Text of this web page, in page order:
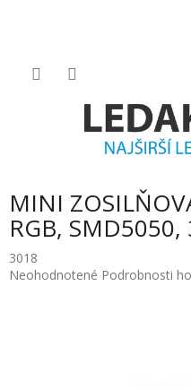
MINI
RGB, SMD5050,
3018
Priemerné
Neohodnotené Podrobnosti